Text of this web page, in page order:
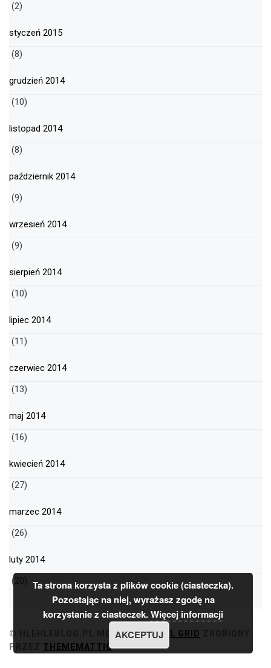
(2)
styczeń 2015
(8)
grudzień 2014
(10)
listopad 2014
(8)
październik 2014
(9)
wrzesień 2014
(9)
sierpień 2014
(10)
lipiec 2014
(11)
czerwiec 2014
(13)
maj 2014
(16)
kwiecień 2014
(27)
marzec 2014
(26)
luty 2014
(20)
© HLEHLEBLOG.PL MOTYWMINIMAL GRID
PRZEZ THEMEMATTIC
Ta strona korzysta z plików cookie (ciasteczka).
Pozostając na niej, wyrażasz zgodę na
korzystanie z ciasteczek.Więcej informacji
AKCEPTUJ